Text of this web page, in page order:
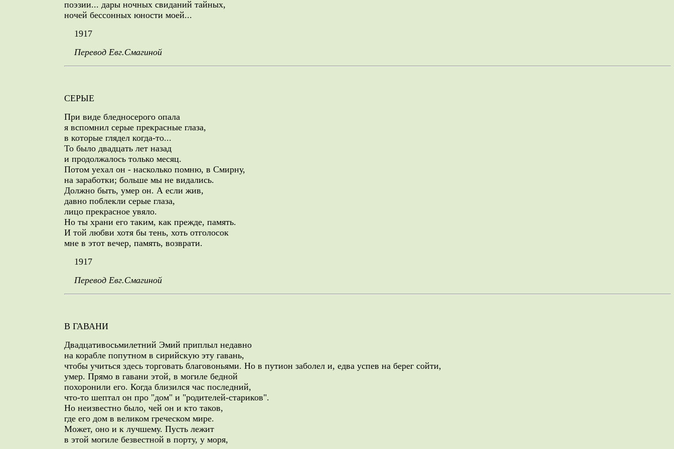
поэзии... дары ночных свиданий тайных,
ночей бессонных юности моей...
1917
Перевод Евг.Смагиной
СЕРЫЕ
При виде бледносерого опала
я вспомнил серые прекрасные глаза,
в которые глядел когда-то...
То было двадцать лет назад
и продолжалось только месяц.
Потом уехал он - насколько помню, в Смирну,
на заработки; больше мы не видались.
Должно быть, умер он. А если жив,
давно поблекли серые глаза,
лицо прекрасное увяло.
Но ты храни его таким, как прежде, память.
И той любви хотя бы тень, хоть отголосок
мне в этот вечер, память, возврати.
1917
Перевод Евг.Смагиной
В ГАВАНИ
Двадцативосьмилетний Эмий приплыл недавно
на корабле попутном в сирийскую эту гавань,
чтобы учиться здесь торговать благовоньями. Но в путион заболел и, едва успев на берег сойти,
умер. Прямо в гавани этой, в могиле бедной
похоронили его. Когда близился час последний,
что-то шептал он про "дом" и "родителей-стариков".
Но неизвестно было, чей он и кто таков,
где его дом в великом греческом мире.
Может, оно и к лучшему. Пусть лежит
в этой могиле безвестной в порту, у моря,